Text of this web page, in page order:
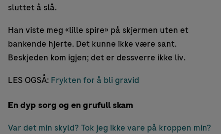
sluttet å slå.
Han viste meg «lille spire» på skjermen uten et
bankende hjerte. Det kunne ikke være sant.
Beskjeden kom igjen; det er dessverre ikke liv.
LES OGSÅ: Frykten for å bli gravid
En dyp sorg og en grufull skam
Var det min skyld? Tok jeg ikke vare på kroppen min?